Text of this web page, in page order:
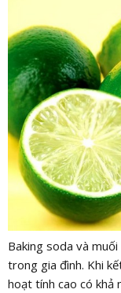
Baking soda và
trong gia đình. Khi
hoạt tính cao có khả